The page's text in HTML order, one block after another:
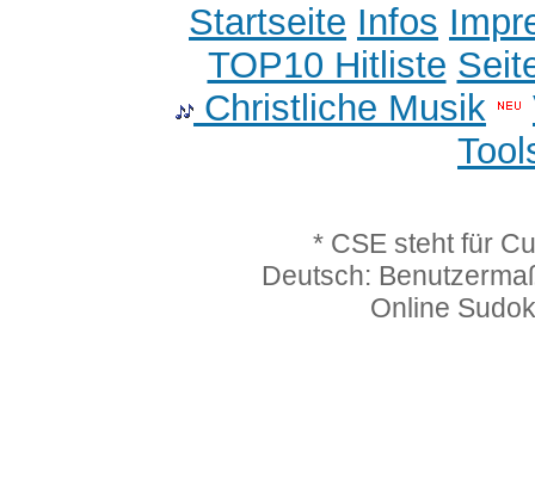
Startseite Infos
TOP10 Hitliste
Christliche Musik
* CSE steht für
Deutsch:
Online